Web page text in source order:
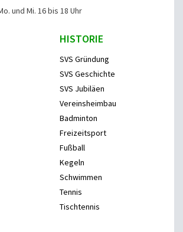
und Mi. 16 bis 18 Uhr
HISTORIE
SVS Gründung
SVS Geschichte
SVS Jubiläen
Vereinsheimbau
Badminton
Freizeitsport
Fußball
Kegeln
Schwimmen
Tennis
Tischtennis